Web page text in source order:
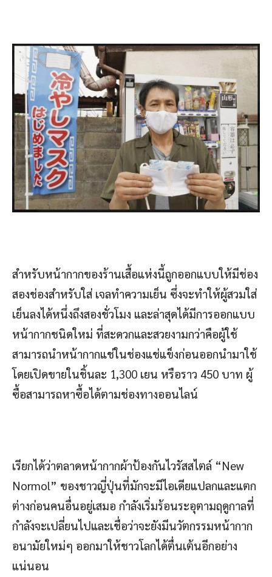
สำหรับหน้ากากของร้านเสื้อแห่งนี้ถูกออกแบบให้มีช่อง
สองช่องสำหรับใส่ เจลทำความเย็น ซึ่งจะทำให้ผู้สวมใส่
เย็นลงได้หนึ่งถึงสองชั่วโมง และล่าสุดได้มีการออกแบบ
หน้ากากชนิดใหม่ ที่สะดวกและสวยงามกว่าคือผู้ใช้
สามารถนำหน้ากากแช่ในช่องแช่แข็งก่อนออกนำมาใช้
โดยเปิดขายในชิ้นละ 1,300 เยน หรือราว 450 บาท ผู้
ซื้อสามารถหาซื้อได้ตามช่องทางออนไลน์
เรียกได้ว่าตลาดหน้ากากผ้าป้องกันไวรัสสไตล์ “New
Normol” ของชาวญี่ปุ่นที่มักจะมีไอเดียแปลกและแตก
ต่างก่อนคนอื่นอยู่เสมอ กำลังเริ่มร้อนระอุตามฤดูกาลที่
กำลังจะเปลี่ยนไปและเชื่อว่าจะยังมีนวัตกรรมหน้ากาก
อนามัยใหม่ๆ ออกมาให้ชาวโลกได้ตื่นเต้นอีกอย่าง
แน่นอน